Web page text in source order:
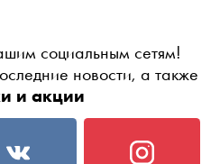
социальным сетям!
новости, а также
и акции